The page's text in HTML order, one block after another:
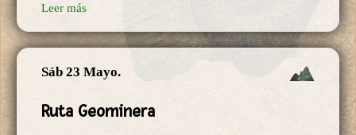
Leer más
Sáb 23 Mayo.
Ruta Geominera